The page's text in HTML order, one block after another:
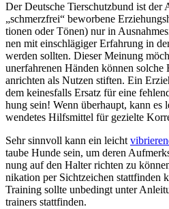
Der Deut­sche Tier­schutz­bund ist der
„schmerz­frei“ bewor­be­ne
tio­nen oder Tönen) nur in
nen mit ein­schlä­gi­ger Erfah­rung in
wer­den soll­ten. Die­ser Mei­nung
uner­fah­re­nen Hän­den kön­nen sol­che
anrich­ten als Nut­zen stif­ten. Ein
dem kei­nes­falls Ersatz für eine
hung sein! Wenn über­haupt, kann
wen­de­tes Hilfs­mit­tel für geziel­te
Sehr sinn­voll kann ein leicht
tau­be Hun­de sein, um deren
nung auf den Hal­ter rich­ten zu
ni­ka­ti­on per Sicht­zei­chen statt­fin­den
Trai­ning soll­te unbe­dingt unter
trai­ners statt­fin­den.